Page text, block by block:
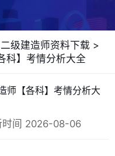
二级建造师资料下载 >
科】考情分析大全
师【各科】考情分析大
时间 2026-08-06